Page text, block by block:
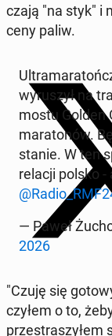
cza­ją "na styk" i
ceny paliw.
wyruszył na
mostu Golden
mara­tonów.
stanie. W ten
relacji polsko
— Paweł
2026
"Czuję się
czyłem o to,
przes­traszyłem